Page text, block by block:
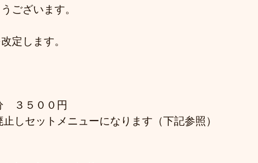
ございます。
定します。
　３５００円
しセットメニューになります（下記参照）